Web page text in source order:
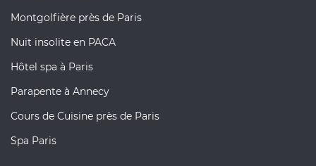
Montgolfière près de Paris
Nuit insolite en PACA
Hôtel spa à Paris
Parapente à Annecy
Cours de Cuisine près de Paris
Spa Paris